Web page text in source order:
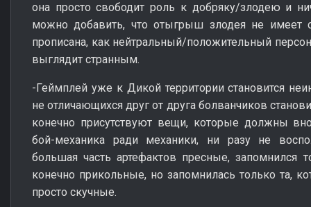
она просто свободит роль к добряку/злодею и
можно добавить, что отыгрыш злодея не имеет
прописана, как нейтральный/положительный
выглядит странным.
-Геймплей уже к Дикой территории становится
не отличающихся друг от друга болванчиков
конечно присутствуют вещи, которые должны
бой-механика ради механики, ни разу не
большая часть артефактов пресные, запомнился
конечно прикольные, но запомнилась только та,
просто скучные.